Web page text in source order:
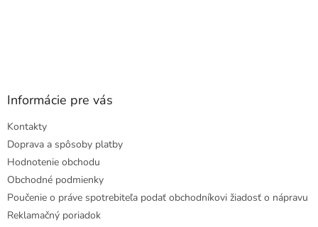
Informácie pre vás
Kontakty
Doprava a spôsoby platby
Hodnotenie obchodu
Obchodné podmienky
Poučenie o práve spotrebiteľa podať obchodníkovi žiadosť o nápravu
Reklamačný poriadok